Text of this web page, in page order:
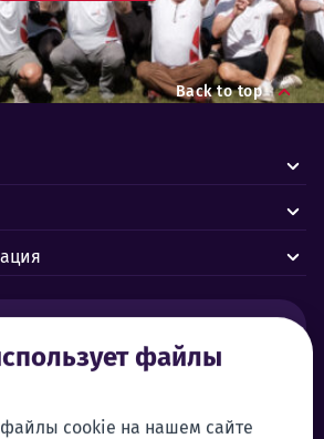
файлы
cookie на нашем сайте
Back to top
Forus 24/7